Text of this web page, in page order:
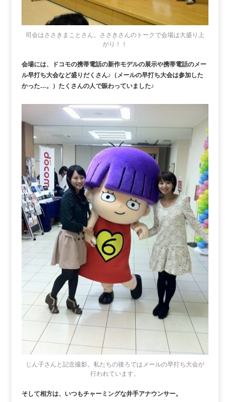
司会はささきまことさん。ささきさんのトークで会場は大盛り上
がり！！
会場には、ドコモの携帯電話の新作モデルの展示や携帯電話のメー
ル早打ち大会など盛りだくさん♪（メールの早打ち大会は参加した
かった…。）たくさんの人で賑わっていました♪
じん子さんと記念撮影。私たちの後ろではメールの早打ち大会が
行われています。
そして相方は、いつもチャーミングな井手アナウンサー。